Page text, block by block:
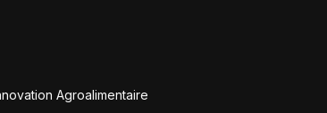
Agroalimentaire